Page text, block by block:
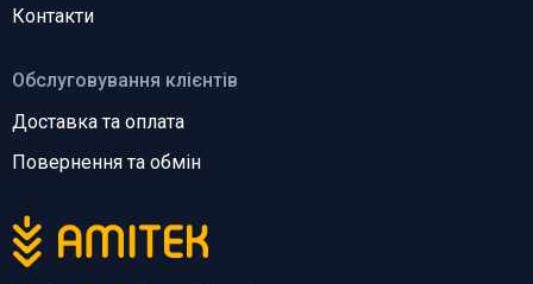
Обслуговування клієнтів
Доставка та оплата
Повернення та обмін
Контакти